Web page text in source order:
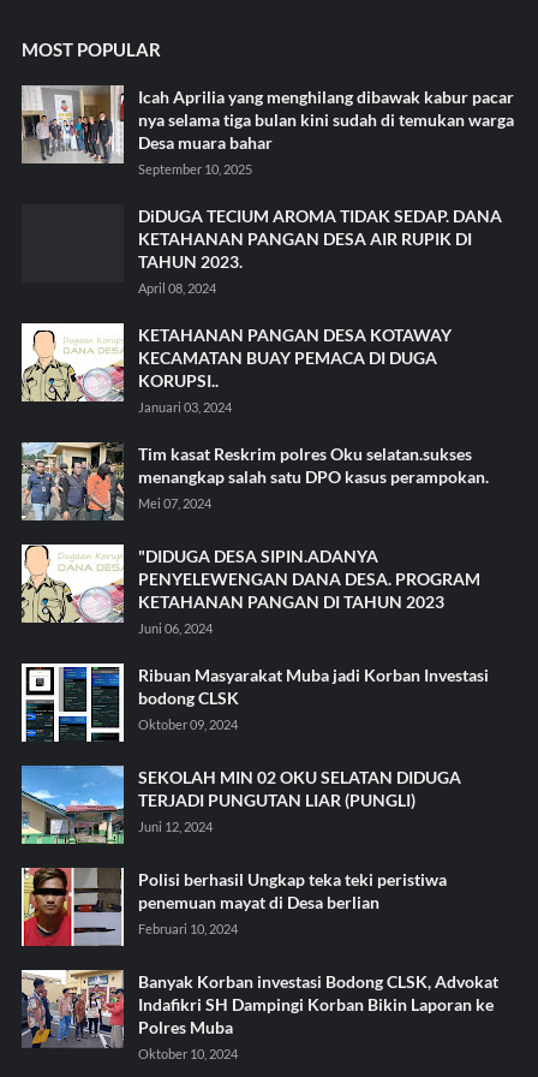
MOST POPULAR
Icah Aprilia yang menghilang dibawak kabur pacar
nya selama tiga bulan kini sudah di temukan warga
Desa muara bahar
September 10, 2025
DiDUGA TECIUM AROMA TIDAK SEDAP. DANA
KETAHANAN PANGAN DESA AIR RUPIK DI
TAHUN 2023.
April 08, 2024
KETAHANAN PANGAN DESA KOTAWAY
KECAMATAN BUAY PEMACA DI DUGA
KORUPSI..
Januari 03, 2024
Tim kasat Reskrim polres Oku selatan.sukses
menangkap salah satu DPO kasus perampokan.
Mei 07, 2024
"DIDUGA DESA SIPIN.ADANYA
PENYELEWENGAN DANA DESA. PROGRAM
KETAHANAN PANGAN DI TAHUN 2023
Juni 06, 2024
Ribuan Masyarakat Muba jadi Korban Investasi
bodong CLSK
Oktober 09, 2024
SEKOLAH MIN 02 OKU SELATAN DIDUGA
TERJADI PUNGUTAN LIAR (PUNGLI)
Juni 12, 2024
Polisi berhasil Ungkap teka teki peristiwa
penemuan mayat di Desa berlian
Februari 10, 2024
Banyak Korban investasi Bodong CLSK, Advokat
Indafikri SH Dampingi Korban Bikin Laporan ke
Polres Muba
Oktober 10, 2024